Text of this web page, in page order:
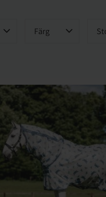
Färg
70